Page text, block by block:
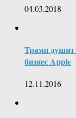
04.03.2018
Трамп душит
бизнес Apple
12.11.2016